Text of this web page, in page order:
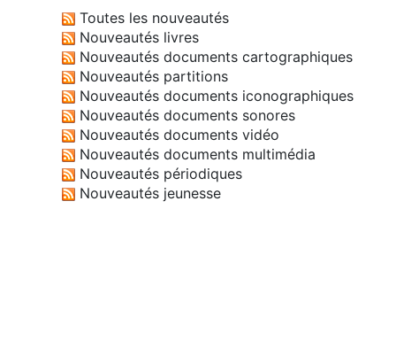
Toutes les nouveautés
Nouveautés livres
Nouveautés documents cartographiques
Nouveautés partitions
Nouveautés documents iconographiques
Nouveautés documents sonores
Nouveautés documents vidéo
Nouveautés documents multimédia
Nouveautés périodiques
Nouveautés jeunesse